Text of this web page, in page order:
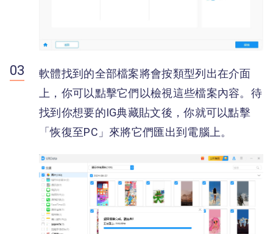
軟體找到的全部檔案將會按類型列出在介面
上，你可以點擊它們以檢視這些檔案內容。待
找到你想要的IG典藏貼文後，你就可以點擊
「恢復至PC」來將它們匯出到電腦上。